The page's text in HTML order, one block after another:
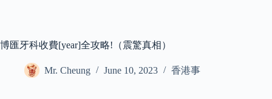
博匯牙科收費[year]全攻略!（震驚真相）
Mr. Cheung June 10, 2023 香港事